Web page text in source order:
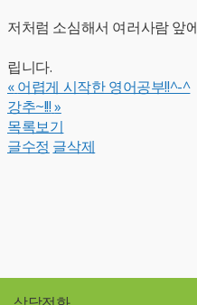
저처럼 소심해서 여러사람 앞
립니다.
«어렵게 시작한 영어공부!!^-^
강추~!!!»
목록보기
글수정 글삭제